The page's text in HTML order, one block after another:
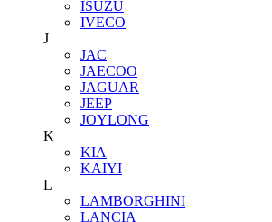
ISUZU
IVECO
J
JAC
JAECOO
JAGUAR
JEEP
JOYLONG
K
KIA
KAIYI
L
LAMBORGHINI
LANCIA